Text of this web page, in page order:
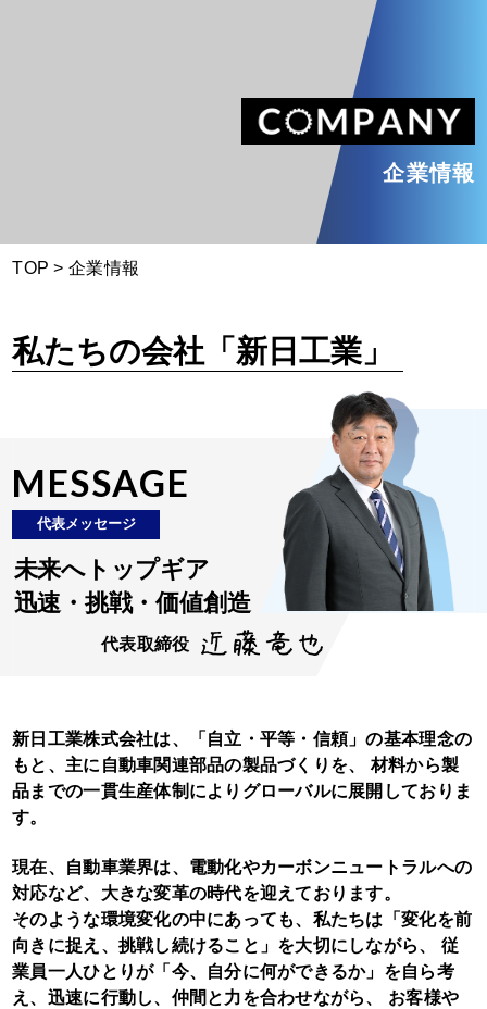
企業情報
TOP >企業情報
私たちの会社「新日工業」
MESSAGE
代表メッセージ
未来へトップギア
迅速 ・ 挑戦・価値創造
代表取締役
新日工業株式会社は、「自立・平等・信頼」の基本理念の
もと、主に自動車関連部品の製品づくりを、
材料から製
品までの一貫生産体制によりグローバルに展開しておりま
す。
現在、自動車業界は、電動化やカーボンニュートラルへの
対応など、大きな変革の時代を迎えております。
そのような環境変化の中にあっても、私たちは「変化を前
向きに捉え、挑戦し続けること」を大切にしながら、
従
業員一人ひとりが「今、自分に何ができるか」を自ら考
え、迅速に行動し、仲間と力を合わせながら、
お客様や